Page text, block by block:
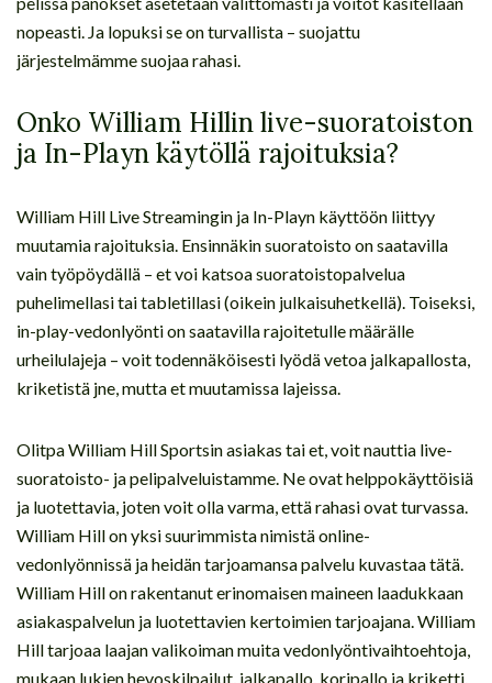
nopeasti. Ja lopuksi se on turvallista – suojattu
järjestelmämme suojaa rahasi.
Onko William Hillin live-suoratoiston
ja In-Playn käytöllä rajoituksia?
William Hill Live Streamingin ja In-Playn käyttöön liittyy
muutamia rajoituksia. Ensinnäkin suoratoisto on saatavilla
vain työpöydällä – et voi katsoa suoratoistopalvelua
puhelimellasi tai tabletillasi (oikein julkaisuhetkellä). Toiseksi,
in-play-vedonlyönti on saatavilla rajoitetulle määrälle
urheilulajeja – voit todennäköisesti lyödä vetoa jalkapallosta,
kriketistä jne, mutta et muutamissa lajeissa.
Olitpa William Hill Sportsin asiakas tai et, voit nauttia live-
suoratoisto- ja pelipalveluistamme. Ne ovat helppokäyttöisiä
ja luotettavia, joten voit olla varma, että rahasi ovat turvassa.
William Hill on yksi suurimmista nimistä online-
vedonlyönnissä ja heidän tarjoamansa palvelu kuvastaa tätä.
William Hill on rakentanut erinomaisen maineen laadukkaan
asiakaspalvelun ja luotettavien kertoimien tarjoajana. William
Hill tarjoaa laajan valikoiman muita vedonlyöntivaihtoehtoja,
mukaan lukien hevoskilpailut, jalkapallo, koripallo ja kriketti.